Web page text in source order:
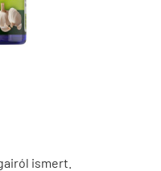
ismert.